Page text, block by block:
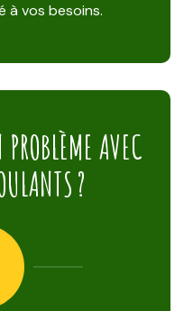
à vos besoins.
AVEC
?